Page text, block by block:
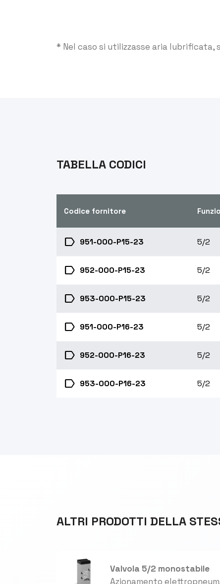
* Nel caso si utilizzasse aria lubrificata,
TABELLA CODICI
Codice fornitore
label 951-000-P15-23 5/2
label 952-000-P15-23 5/2
label 953-000-P15-23 5/2
label 951-000-P16-23 5/2
label 952-000-P16-23 5/2
label 953-000-P16-23 5/2
ALTRI PRODOTTI DELLA
Valvola 5/2 monostabile
Azionamento